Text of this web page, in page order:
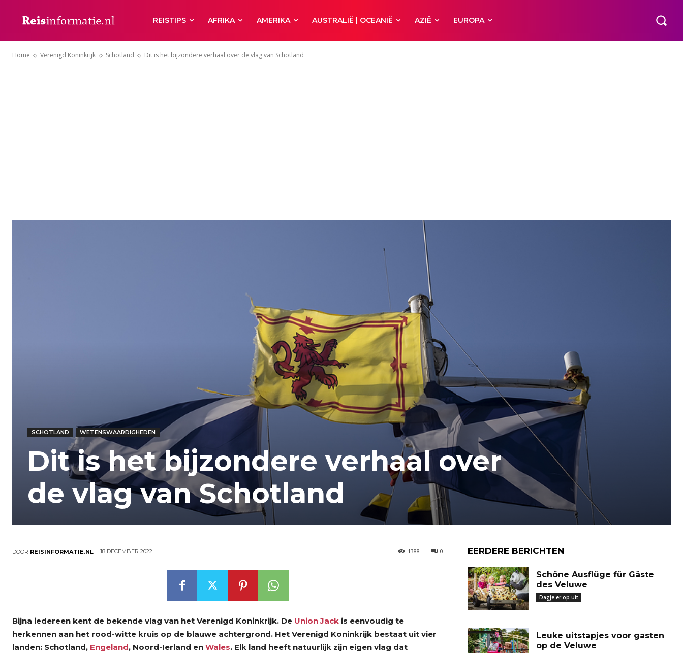
REISTIPS AFRIKA AMERIKA AUSTRALIË | OCEANIË AZIË EUROPA
Home Verenigd Koninkrijk Schotland Dit is het bijzondere verhaal over de vlag van Schotland
SCHOTLAND WETENSWAARDIGHEDEN
Dit is het bijzondere verhaal over
de vlag van Schotland
DOOR REISINFORMATIE.NL 18 DECEMBER 2022 0
1388
Bijna iedereen kent de bekende vlag van het Verenigd Koninkrijk. De Union Jack is eenvoudig te
herkennen aan het rood-witte kruis op de blauwe achtergrond. Het Verenigd Koninkrijk bestaat uit vier
landen: Schotland, Engeland, Noord-Ierland en Wales. Elk land heeft natuurlijk zijn eigen vlag dat
EERDERE BERICHTEN
Schöne Ausflüge für Gäste
des Veluwe
Dagje er op uit
Leuke uitstapjes voor gasten
op de Veluwe